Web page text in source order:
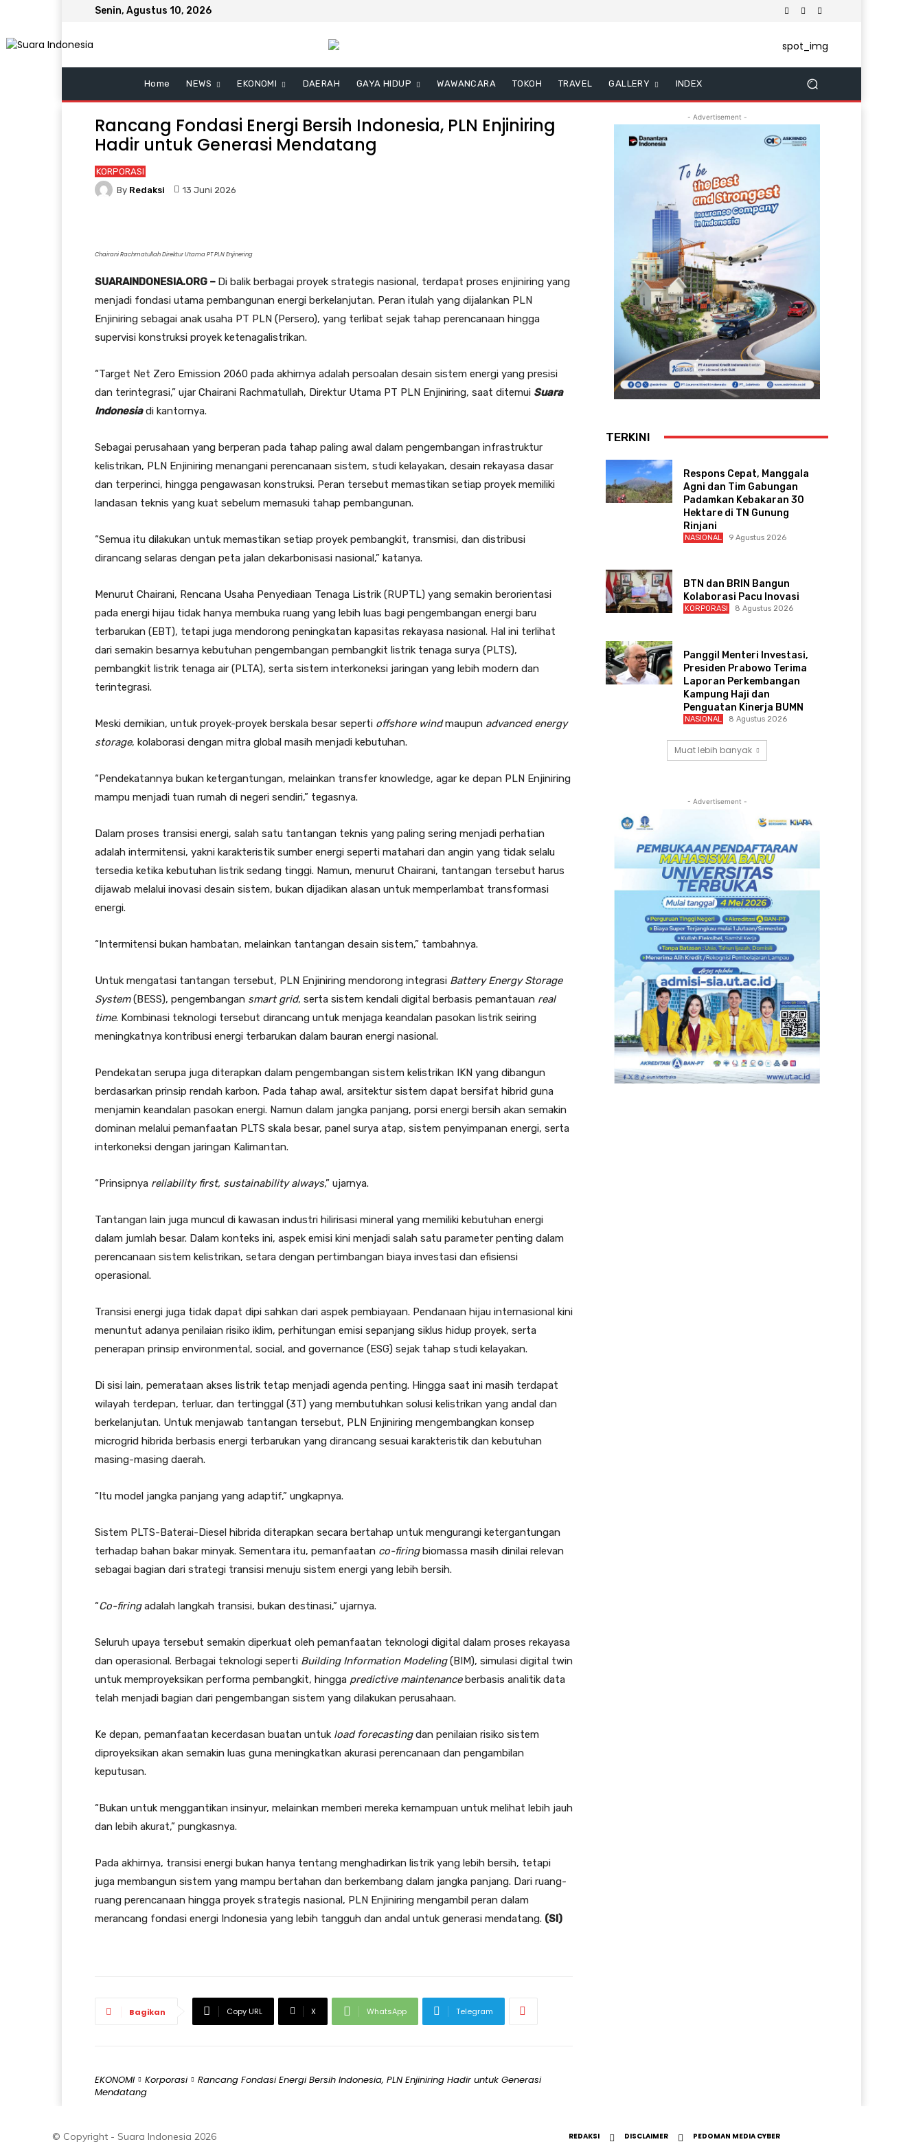
Senin, Agustus 10, 2026
Home NEWS EKONOMI DAERAH GAYA HIDUP WAWANCARA TOKOH TRAVEL GALLERY INDEX
Rancang Fondasi Energi Bersih Indonesia, PLN Enjiniring
Hadir untuk Generasi Mendatang
KORPORASI
By Redaksi 13 Juni 2026
Chairani Rachmatullah Direktur Utama PT PLN Enjinering
SUARAINDONESIA.ORG – Di balik berbagai proyek strategis nasional, terdapat proses enjiniring yang
menjadi fondasi utama pembangunan energi berkelanjutan. Peran itulah yang dijalankan PLN
Enjiniring sebagai anak usaha PT PLN (Persero), yang terlibat sejak tahap perencanaan hingga
supervisi konstruksi proyek ketenagalistrikan.
“Target Net Zero Emission 2060 pada akhirnya adalah persoalan desain sistem energi yang presisi
dan terintegrasi,” ujar Chairani Rachmatullah, Direktur Utama PT PLN Enjiniring, saat ditemui Suara
Indonesiadi kantornya.
Sebagai perusahaan yang berperan pada tahap paling awal dalam pengembangan infrastruktur
kelistrikan, PLN Enjiniring menangani perencanaan sistem, studi kelayakan, desain rekayasa dasar
dan terperinci, hingga pengawasan konstruksi. Peran tersebut memastikan setiap proyek memiliki
landasan teknis yang kuat sebelum memasuki tahap pembangunan.
“Semua itu dilakukan untuk memastikan setiap proyek pembangkit, transmisi, dan distribusi
dirancang selaras dengan peta jalan dekarbonisasi nasional,” katanya.
Menurut Chairani, Rencana Usaha Penyediaan Tenaga Listrik (RUPTL) yang semakin berorientasi
pada energi hijau tidak hanya membuka ruang yang lebih luas bagi pengembangan energi baru
terbarukan (EBT), tetapi juga mendorong peningkatan kapasitas rekayasa nasional. Hal ini terlihat
dari semakin besarnya kebutuhan pengembangan pembangkit listrik tenaga surya (PLTS),
pembangkit listrik tenaga air (PLTA), serta sistem interkoneksi jaringan yang lebih modern dan
terintegrasi.
Meski demikian, untuk proyek-proyek berskala besar seperti offshore windmaupun advanced energy
storage, kolaborasi dengan mitra global masih menjadi kebutuhan.
“Pendekatannya bukan ketergantungan, melainkan transfer knowledge, agar ke depan PLN Enjiniring
mampu menjadi tuan rumah di negeri sendiri,” tegasnya.
Dalam proses transisi energi, salah satu tantangan teknis yang paling sering menjadi perhatian
adalah intermitensi, yakni karakteristik sumber energi seperti matahari dan angin yang tidak selalu
tersedia ketika kebutuhan listrik sedang tinggi. Namun, menurut Chairani, tantangan tersebut harus
dijawab melalui inovasi desain sistem, bukan dijadikan alasan untuk memperlambat transformasi
energi.
“Intermitensi bukan hambatan, melainkan tantangan desain sistem,” tambahnya.
Untuk mengatasi tantangan tersebut, PLN Enjiniring mendorong integrasi Battery Energy Storage
System(BESS), pengembangan smart grid, serta sistem kendali digital berbasis pemantauan real
time. Kombinasi teknologi tersebut dirancang untuk menjaga keandalan pasokan listrik seiring
meningkatnya kontribusi energi terbarukan dalam bauran energi nasional.
Pendekatan serupa juga diterapkan dalam pengembangan sistem kelistrikan IKN yang dibangun
berdasarkan prinsip rendah karbon. Pada tahap awal, arsitektur sistem dapat bersifat hibrid guna
menjamin keandalan pasokan energi. Namun dalam jangka panjang, porsi energi bersih akan semakin
dominan melalui pemanfaatan PLTS skala besar, panel surya atap, sistem penyimpanan energi, serta
interkoneksi dengan jaringan Kalimantan.
“Prinsipnya reliability first, sustainability always,” ujarnya.
Tantangan lain juga muncul di kawasan industri hilirisasi mineral yang memiliki kebutuhan energi
dalam jumlah besar. Dalam konteks ini, aspek emisi kini menjadi salah satu parameter penting dalam
perencanaan sistem kelistrikan, setara dengan pertimbangan biaya investasi dan efisiensi
operasional.
Transisi energi juga tidak dapat dipi sahkan dari aspek pembiayaan. Pendanaan hijau internasional kini
menuntut adanya penilaian risiko iklim, perhitungan emisi sepanjang siklus hidup proyek, serta
penerapan prinsip environmental, social, and governance (ESG) sejak tahap studi kelayakan.
Di sisi lain, pemerataan akses listrik tetap menjadi agenda penting. Hingga saat ini masih terdapat
wilayah terdepan, terluar, dan tertinggal (3T) yang membutuhkan solusi kelistrikan yang andal dan
berkelanjutan. Untuk menjawab tantangan tersebut, PLN Enjiniring mengembangkan konsep
microgrid hibrida berbasis energi terbarukan yang dirancang sesuai karakteristik dan kebutuhan
masing-masing daerah.
“Itu model jangka panjang yang adaptif,” ungkapnya.
Sistem PLTS-Baterai-Diesel hibrida diterapkan secara bertahap untuk mengurangi ketergantungan
terhadap bahan bakar minyak. Sementara itu, pemanfaatan co-firingbiomassa masih dinilai relevan
sebagai bagian dari strategi transisi menuju sistem energi yang lebih bersih.
“Co-firingadalah langkah transisi, bukan destinasi,” ujarnya.
Seluruh upaya tersebut semakin diperkuat oleh pemanfaatan teknologi digital dalam proses rekayasa
dan operasional. Berbagai teknologi seperti Building Information Modeling(BIM), simulasi digital twin
untuk memproyeksikan performa pembangkit, hingga predictive maintenanceberbasis analitik data
telah menjadi bagian dari pengembangan sistem yang dilakukan perusahaan.
Ke depan, pemanfaatan kecerdasan buatan untuk load forecastingdan penilaian risiko sistem
diproyeksikan akan semakin luas guna meningkatkan akurasi perencanaan dan pengambilan
keputusan.
“Bukan untuk menggantikan insinyur, melainkan memberi mereka kemampuan untuk melihat lebih jauh
dan lebih akurat,” pungkasnya.
Pada akhirnya, transisi energi bukan hanya tentang menghadirkan listrik yang lebih bersih, tetapi
juga membangun sistem yang mampu bertahan dan berkembang dalam jangka panjang. Dari ruang-
ruang perencanaan hingga proyek strategis nasional, PLN Enjiniring mengambil peran dalam
merancang fondasi energi Indonesia yang lebih tangguh dan andal untuk generasi mendatang. (SI)
Bagikan Copy URL X WhatsApp Telegram
EKONOMI Korporasi
Rancang Fondasi Energi Bersih Indonesia, PLN Enjiniring Hadir untuk Generasi
Mendatang
- Advertisement -
TERKINI
Respons Cepat, Manggala
Agni dan Tim Gabungan
Padamkan Kebakaran 30
Hektare di TN Gunung
Rinjani
NASIONAL 9 Agustus 2026
BTN dan BRIN Bangun
Kolaborasi Pacu Inovasi
KORPORASI 8 Agustus 2026
Panggil Menteri Investasi,
Presiden Prabowo Terima
Laporan Perkembangan
Kampung Haji dan
Penguatan Kinerja BUMN
NASIONAL 8 Agustus 2026
Muat lebih banyak
- Advertisement -
© Copyright - Suara Indonesia 2026 REDAKSI DISCLAIMER PEDOMAN MEDIA CYBER